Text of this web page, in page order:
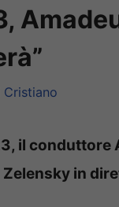
Cristiano
il
in